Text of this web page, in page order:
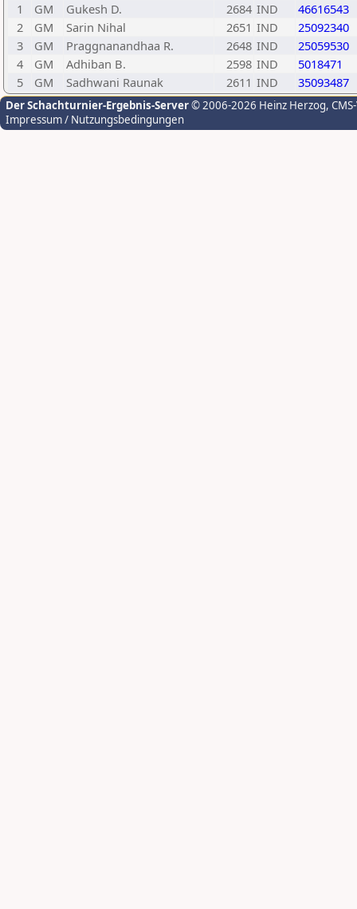
1
GM Gukesh D. 2684 IND
46616543
2
GM Sarin Nihal 2651 IND
25092340
3
GM Praggnanandhaa R. 2648 IND
25059530
4
GM Adhiban B. 2598 IND
5018471
5
GM Sadhwani Raunak 2611 IND 35093487
Der Schachturnier-Ergebnis-Server© 2006-2026 Heinz Herzog,
Impressum / Nutzungsbedingungen